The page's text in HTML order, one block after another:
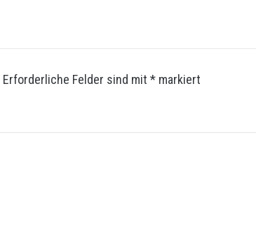
Erforderliche Felder sind mit * markiert